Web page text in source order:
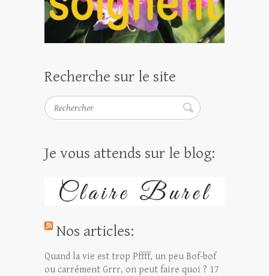
Recherche sur le site
Rechercher
Je vous attends sur le blog:
Nos articles:
Quand la vie est trop Pffff, un peu Bof-bof
ou carrément Grrr, on peut faire quoi ? 17